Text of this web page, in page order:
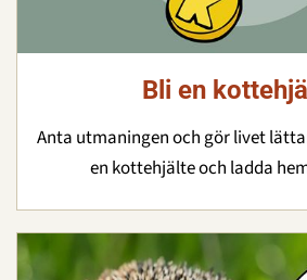
Bli en
Anta utmaningen och gör livet
en kottehjälte och ladda